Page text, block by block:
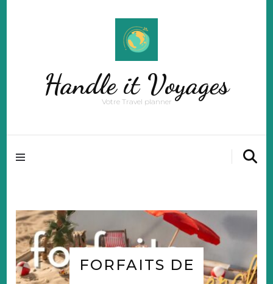
Handle it Voyages
Votre Travel planner
FORFAITS DE